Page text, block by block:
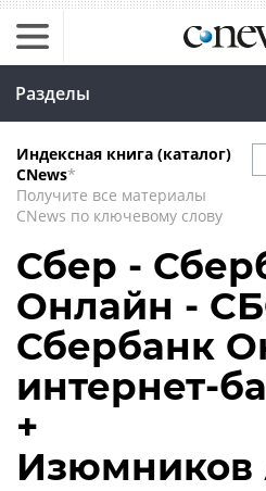
Разделы
Индексная книга (каталог)
CNews*
Получите все материалы
CNews по ключевому слову
Сбер -
Онлайн -
Сбербанк
интернет-
+
Изюмников